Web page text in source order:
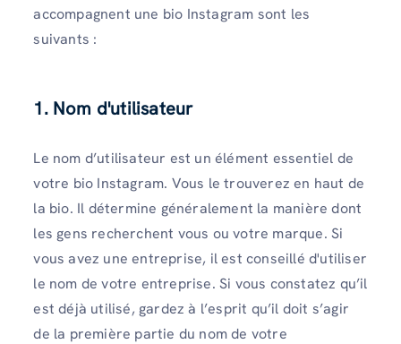
accompagnent une bio Instagram sont les
suivants :
1. Nom d'utilisateur
Le nom d’utilisateur est un élément essentiel de
votre bio Instagram. Vous le trouverez en haut de
la bio. Il détermine généralement la manière dont
les gens recherchent vous ou votre marque. Si
vous avez une entreprise, il est conseillé d'utiliser
le nom de votre entreprise. Si vous constatez qu’il
est déjà utilisé, gardez à l’esprit qu’il doit s’agir
de la première partie du nom de votre